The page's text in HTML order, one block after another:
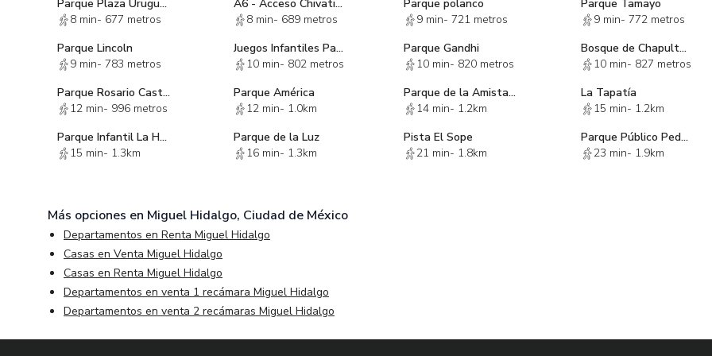
Cortinas y persianas premium ya instaladas en todas las áreas.
Entorno y Seguridad de Clase Mundial
Situado en una calle sumamente tranquila y arbolada, blindada del ritmo urbano. El complejo residencial ofrece un
protocolo de seguridad y vigilancia 24/7, garantizando máxima privacidad, control de acceso y tranquilidad para usted y
familia.
Parque Plaza Uruguay
8 min- 677 metros
A6 - Acceso Chivatito
8 min- 689 metros
Parque polanco
9 min-721 metros
Parque Tamayo
9 min- 772 metros
Parque Lincoln
9 min- 783 metros
Juegos Infantiles Parque Tamayo
10 min- 802 metros
Parque Gandhi
10 min- 820 metros
Bosque de Chapultepec
10 min- 827 metros
Parque Rosario Castellanos
12 min- 996 metros
Parque América
12 min- 1.0km
Parque de la Amistad México - Azerbaiyán
14 min- 1.2km
La Tapatía
15 min- 1.2km
Parque Infantil La Hormiga
15 min- 1.3km
Parque de la Luz
16 min- 1.3km
Pista El Sope
21 min- 1.8km
Parque Público Pedro Plascencia Salinas
23 min- 1.9km
Más opciones en Miguel Hidalgo, Ciudad de México
Departamentos en Renta Miguel Hidalgo
Casas en Venta Miguel Hidalgo
Casas en Renta Miguel Hidalgo
Departamentos en venta 1 recámara Miguel Hidalgo
Departamentos en venta 2 recámaras Miguel Hidalgo